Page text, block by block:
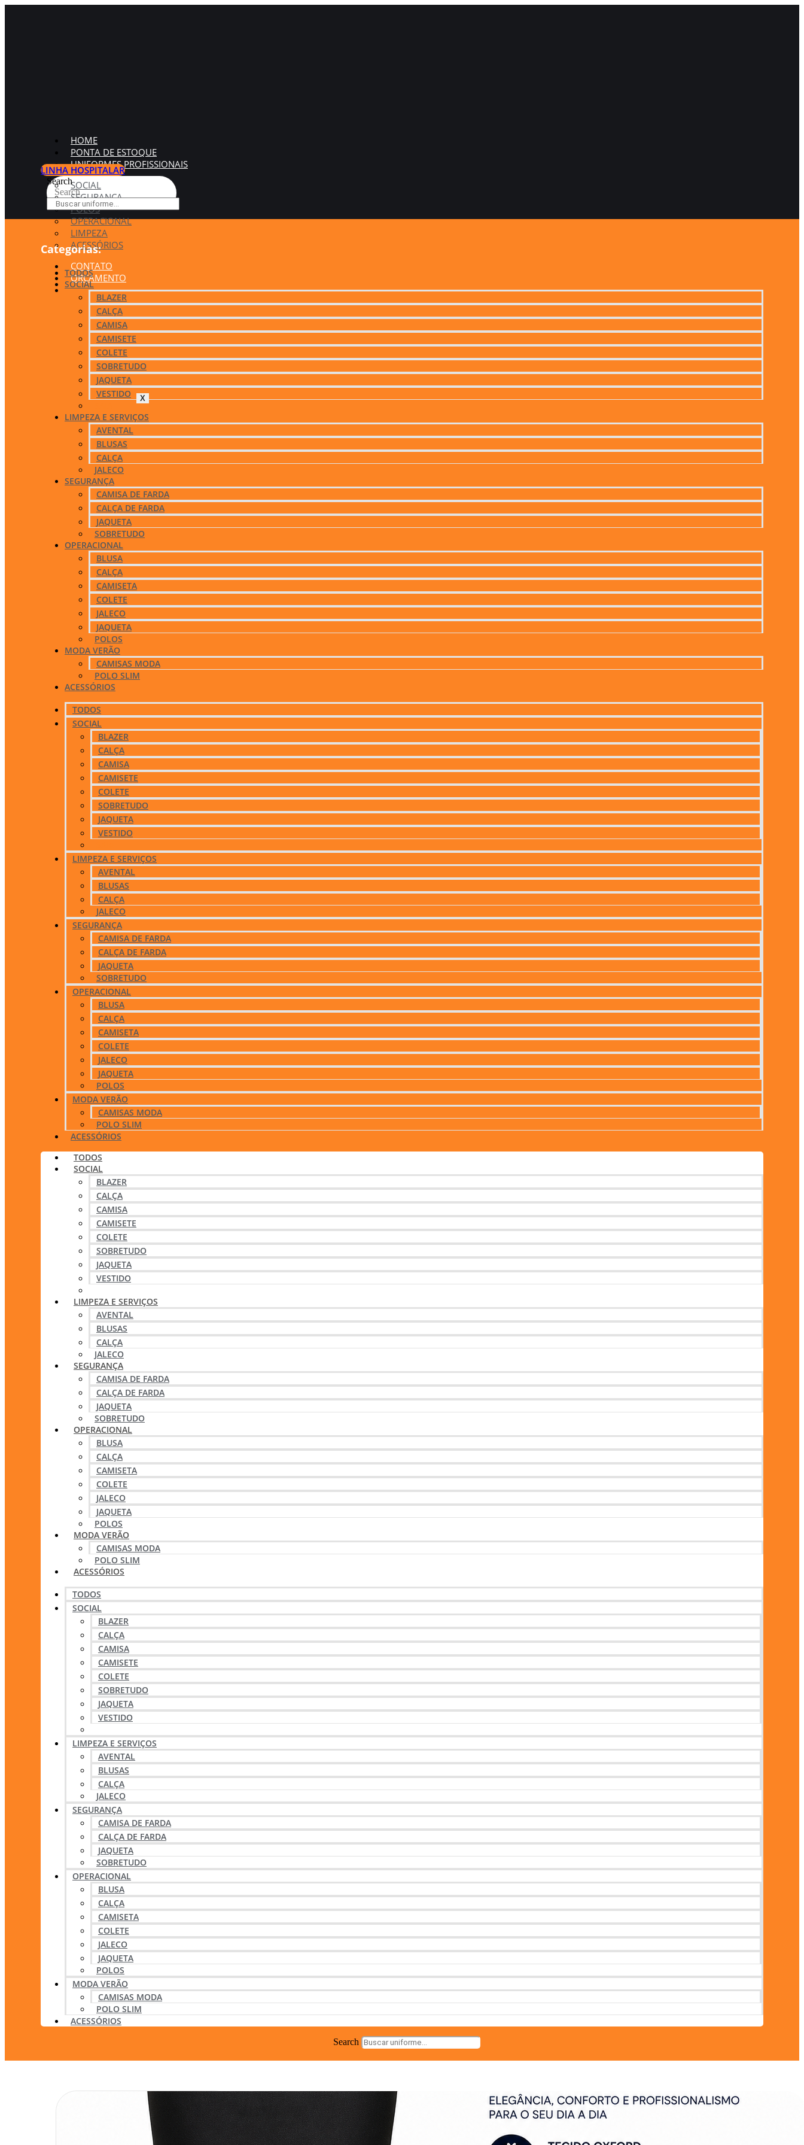
HOME
PONTA DE ESTOQUE
UNIFORMES PROFISSIONAIS
SOCIAL
SEGURANÇA
POLOS
OPERACIONAL
LIMPEZA
ACESSÓRIOS
CONTATO
ORÇAMENTO
X
LINHA HOSPITALAR
Search
Search
Categorias:
TODOS
SOCIAL
BLAZER
CALÇA
CAMISA
CAMISETE
COLETE
SOBRETUDO
JAQUETA
VESTIDO
LIMPEZA E SERVIÇOS
AVENTAL
BLUSAS
CALÇA
JALECO
SEGURANÇA
CAMISA DE FARDA
CALÇA DE FARDA
JAQUETA
SOBRETUDO
OPERACIONAL
BLUSA
CALÇA
CAMISETA
COLETE
JALECO
JAQUETA
POLOS
MODA VERÃO
CAMISAS MODA
POLO SLIM
ACESSÓRIOS
TODOS
SOCIAL
BLAZER
CALÇA
CAMISA
CAMISETE
COLETE
SOBRETUDO
JAQUETA
VESTIDO
LIMPEZA E SERVIÇOS
AVENTAL
BLUSAS
CALÇA
JALECO
SEGURANÇA
CAMISA DE FARDA
CALÇA DE FARDA
JAQUETA
SOBRETUDO
OPERACIONAL
BLUSA
CALÇA
CAMISETA
COLETE
JALECO
JAQUETA
POLOS
MODA VERÃO
CAMISAS MODA
POLO SLIM
ACESSÓRIOS
TODOS
SOCIAL
BLAZER
CALÇA
CAMISA
CAMISETE
COLETE
SOBRETUDO
JAQUETA
VESTIDO
LIMPEZA E SERVIÇOS
AVENTAL
BLUSAS
CALÇA
JALECO
SEGURANÇA
CAMISA DE FARDA
CALÇA DE FARDA
JAQUETA
SOBRETUDO
OPERACIONAL
BLUSA
CALÇA
CAMISETA
COLETE
JALECO
JAQUETA
POLOS
MODA VERÃO
CAMISAS MODA
POLO SLIM
ACESSÓRIOS
TODOS
SOCIAL
BLAZER
CALÇA
CAMISA
CAMISETE
COLETE
SOBRETUDO
JAQUETA
VESTIDO
LIMPEZA E SERVIÇOS
AVENTAL
BLUSAS
CALÇA
JALECO
SEGURANÇA
CAMISA DE FARDA
CALÇA DE FARDA
JAQUETA
SOBRETUDO
OPERACIONAL
BLUSA
CALÇA
CAMISETA
COLETE
JALECO
JAQUETA
POLOS
MODA VERÃO
CAMISAS MODA
POLO SLIM
ACESSÓRIOS
Search